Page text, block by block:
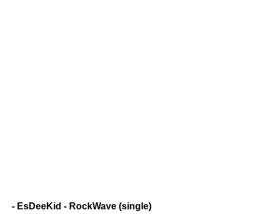
- EsDeeKid - RockWave (single)